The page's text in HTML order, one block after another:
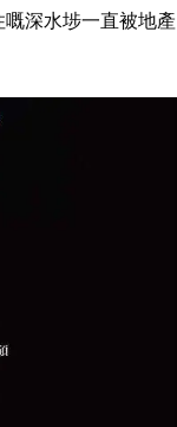
深水埗一直被地產